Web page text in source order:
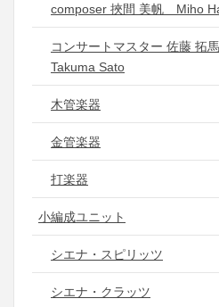
composer 挾間 美帆 Miho
コンサートマスター 佐藤
Takuma Sato
木管楽器
金管楽器
打楽器
小編成ユニット
シエナ・スピリッツ
シエナ・クラッツ